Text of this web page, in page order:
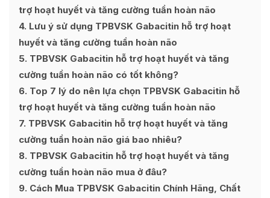
trợ hoạt huyết và tăng cường tuần hoàn não
4 Lưu ý sử dụng TPBVSK Gabacitin hỗ trợ hoạt
huyết và tăng cường tuần hoàn não
5 TPBVSK Gabacitin hỗ trợ hoạt huyết và tăng
cường tuần hoàn não có tốt không?
6 Top 7 lý do nên lựa chọn TPBVSK Gabacitin hỗ
trợ hoạt huyết và tăng cường tuần hoàn não
7 TPBVSK Gabacitin hỗ trợ hoạt huyết và tăng
cường tuần hoàn não giá bao nhiêu?
8 TPBVSK Gabacitin hỗ trợ hoạt huyết và tăng
cường tuần hoàn não mua ở đâu?
9 Cách Mua TPBVSK Gabacitin Chính Hãng, Chất